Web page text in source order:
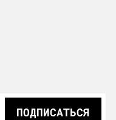
ПОДПИСАТЬСЯ